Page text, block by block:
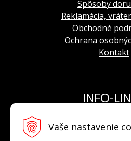
Vaše nastavenie
Spôsoby
Reklamácia,
Obchodné
Ochrana
Kontakt
INFO-
E-mail: